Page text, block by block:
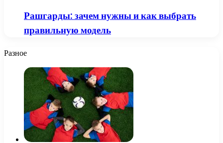
Рашгарды: зачем нужны и как выбрать
правильную модель
Разное